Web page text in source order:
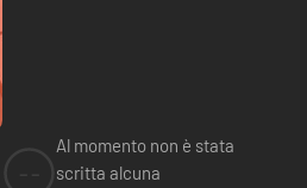
Al momento non è stata
scritta alcuna